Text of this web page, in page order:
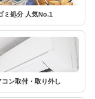
ミ処分 人気No.1
コン取付・取り外し